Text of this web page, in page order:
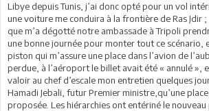
Libye depuis Tunis, j’ai donc opté pour un vol
une voiture me conduira à la frontière de Ras Jdir
que m’a dégotté notre ambassade à Tripoli
une bonne journée pour monter tout ce scénario,
piston qui m’assure une place dans l’avion de
perdue, à l’aéroport le billet avait été « annulé »,
valoir au chef d’escale mon entretien quelques
Hamadi Jebali, futur Premier ministre,qu’une
proposée. Les hiérarchies ont entériné le